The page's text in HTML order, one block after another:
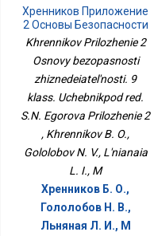
Хренников Приложение
2 Основы Безопасности
Жизнедеятельности. 9
С.Н. Егорова
Приложение 2
Khrennikov Prilozhenie 2
Osnovy bezopasnosti
zhiznedeiatel'nosti. 9
klass. Uchebnikpod red.
S.N. Egorova Prilozhenie 2
, Khrennikov B. O.,
Gololobov N. V., L'nianaia
L. I., M
Хренников Б. О.,
Гололобов Н. В.,
Льняная Л. И., М